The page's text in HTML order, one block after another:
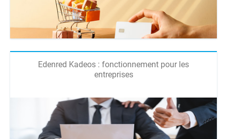
Edenred Kadeos : fonctionnement pour les
entreprises